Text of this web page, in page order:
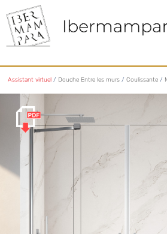
Assistant virtuel / Douche Entre les murs / Coulissante /